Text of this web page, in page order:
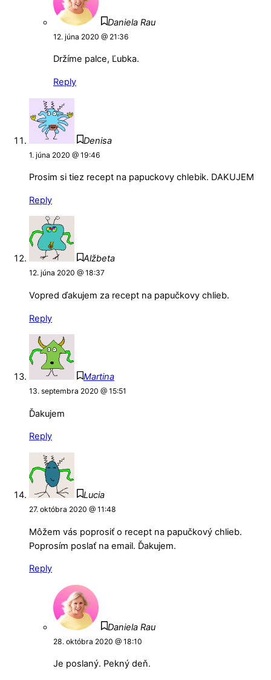
Daniela Rau
12. júna 2020 @ 21:36
Držíme palce, Ľubka.
Reply
Denisa
1. júna 2020 @ 19:46
Prosim si tiez recept na papuckovy chlebik. DAKUJEM
Reply
Alžbeta
12. júna 2020 @ 18:37
Vopred ďakujem za recept na papučkovy chlieb.
Reply
Martina
13. septembra 2020 @ 15:51
Ďakujem
Reply
Lucia
27. októbra 2020 @ 11:48
Môžem vás poprosiť o recept na papučkový chlieb.
Poprosím poslať na email. Ďakujem.
Reply
Daniela Rau
28. októbra 2020 @ 18:10
Je poslaný. Pekný deň.